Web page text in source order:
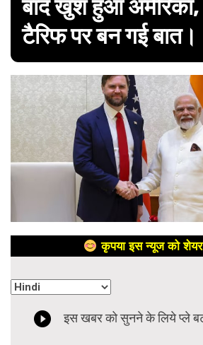
बाद खुश हुआ
टैरिफ पर बन गई बात।
कृपया इस न्यूज को